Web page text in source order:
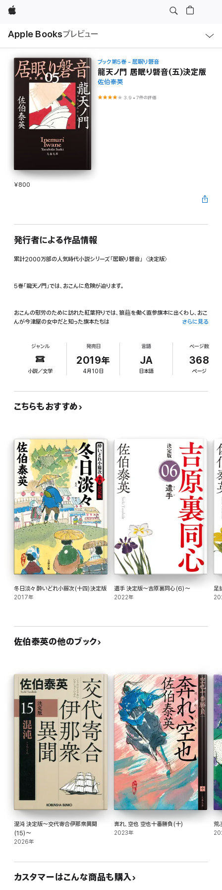
Apple
Apple Booksプレビュー
ル
ブック第5巻 - 居眠り磐音
龍天ノ門 居眠り磐音(五)決定版
佐伯泰英
3.9 •7件の評価
¥800
発行者による作品情報
累計2000万部の人気時代小説シリーズ「居眠り磐音」〈決定版〉
5巻「龍天ノ門」では、おこんに危険が迫ります。
おこんの慰労のために訪れた紅葉狩りでは、狼藉を働く直参旗本に出くわし、おこ
んが今津屋の女中だと知った旗本たちは
さらに、狐火見物に出掛けた先でも、おこんに災難が!
ページをめくる手が止まらなくなります。
さらに見る
ジャンル
小説／文学
発売日
2019年
4月10日
言語
JA
日本語
ページ数
368
ページ
こちらもおすすめ
冬日淡々 酔いどれ小籐次(十四)決定版
2017年
遣手 決定版～吉原裏同心(6)～
2022年
足
佐伯泰英の他のブック
混沌 決定版～交代寄合伊那衆異聞
(15)～
2026年
奔れ、空也 空也十番勝負(十)
2023年
荒
カスタマーはこんな商品も購入